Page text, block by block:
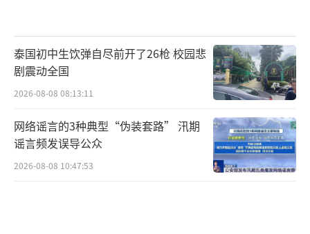
泰国初中生饮弹自尽前开了26枪 校园悲
剧震动全国
2026-08-08 08:13:11
网络谣言的3种典型“伪装套路” 汛期
谣言频发误导公众
2026-08-08 10:47:53